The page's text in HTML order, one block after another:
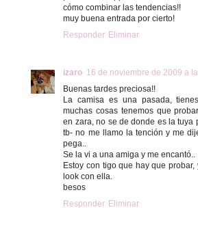
cómo combinar las tendencias!!
muy buena entrada por cierto!
Responder Eliminar
izaro 16 de noviembre de 2009 a
Buenas tardes preciosa!!
La camisa es una pasada,
muchas cosas tenemos que
en zara, no se de donde es la tuya
tb- no me llamo la tención y me
pega..
Se la vi a una amiga y me encantó..
Estoy con tigo que hay que
look con ella.
besos
Responder Eliminar